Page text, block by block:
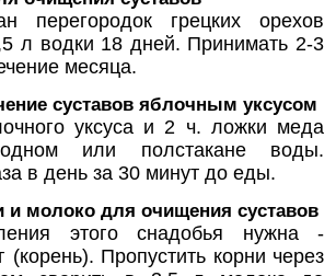
перегородок грецких орехов
л водки 18 дней. Принимать 2-3
месяца.
суставов яблочным уксусом
уксуса и 2 ч. ложки меда
или полстакане воды.
в день за 30 минут до еды.
и молоко для очищения суставов
этого снадобья нужна -
(корень). Пропустить корни через